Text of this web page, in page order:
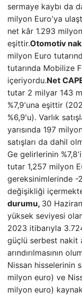
sermaye kaybı da
milyon Euro'ya
net kâr 1.293
eşittir.Otomotiv
milyon Euro
tutarında Mobilize
içeriyordu.Net
tutar 2 milyar 143
%7,9'una eşittir
%6,9'u). Varlık
yarısında 197
satışları da dahil
Ge gelirlerinin
tutar 1,257 milyon
gereksinimlerinde
değişikliği
durumu, 30
yüksek seviyesi
2023 itibarıyla
güçlü serbest nakit
arındırılmasının
Nissan hisselerinin
milyon euro) ve
milyon euro)